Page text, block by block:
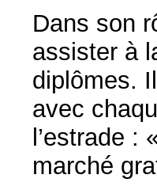
Dans son
assister à
diplômes.
avec
l’estrade :
marché